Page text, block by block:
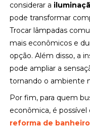
considerar a
pode transformar
Trocar lâmpadas
mais econômicos e
opção. Além disso, a
pode ampliar a
tornando o ambiente
Por fim, para quem
econômica, é
reforma de